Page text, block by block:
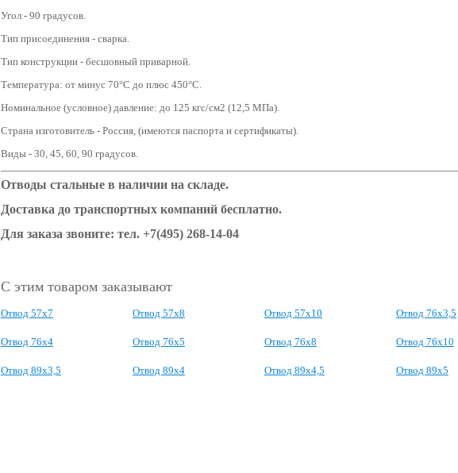
Угол - 90 градусов.
Тип присоединения - сварка.
Тип конструкции - бесшовный приварной.
Температура: от минус 70°С до плюс 450°С.
Номинальное (условное) давление: до 125 кгс/см2 (12,5 МПа).
Страна изготовитель - Россия, (имеются паспорта и сертификаты).
Виды - 30, 45, 60, 90 градусов.
Отводы стальные в наличии на складе.
Доставка до транспортных компаний бесплатно.
Для заказа звоните: тел. +7(495) 268-14-04
С этим товаром заказывают
Отвод 57х7 Отвод 57х8 Отвод 57х10 Отвод 76х3,5
Отвод 76х4 Отвод 76х5 Отвод 76х8 Отвод 76х10
Отвод 89х3,5 Отвод 89х4 Отвод 89х4,5 Отвод 89х5